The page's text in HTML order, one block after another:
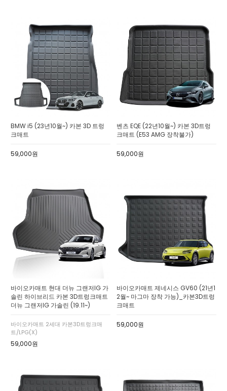
BMW i5 (23년10월~) 카본 3D 트렁
크매트
59,000원
벤츠 EQE (22년10월~) 카본 3D트렁
크매트 (E53 AMG 장착불가)
59,000원
바이오카매트 현대 더뉴 그랜저IG 가
솔린 하이브리드 카본 3D트렁크매트
더뉴 그랜저IG 가솔린 (19.11~)
바이오카매트 2세대 카본3D트렁크매
트/LPG(X)
59,000원
바이오카매트 제네시스 GV60 (21년1
2월~ 마그마 장착 가능)_카본3D트렁
크매트
59,000원